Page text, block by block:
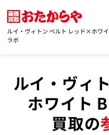
ルイ・ヴィトン ベルト レッド×ホワ
ラボ
ルイ・ヴィ
ホワイト
買取の